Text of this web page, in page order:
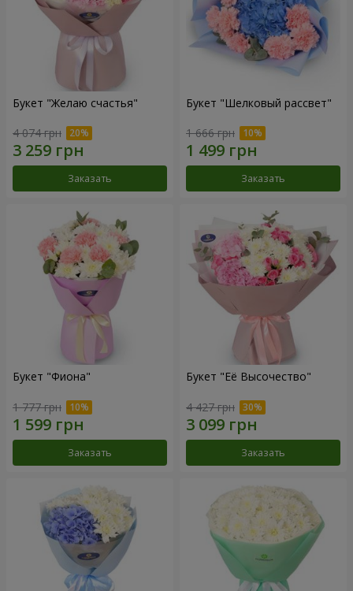
Букет "Желаю счастья"
4 074 грн
Заказать
Букет "Шелковый рассвет"
1 666 грн
Заказать
Букет "Фиона"
1 777 грн
Заказать
Букет "Её Высочество"
4 427 грн
Заказать